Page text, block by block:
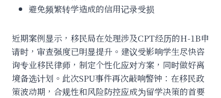
避免频繁转学造成的信用记录受损
近期案例显示，移民局在处理涉及CPT经历的H-1B申
请时，审查强度已明显提升。建议受影响学生尽快咨
询专业移民律师，制定个性化应对方案，同时做好离
境备选计划。此次SPU事件再次敲响警钟：在移民政
策波动期，合规性和风险防控应成为留学决策的首要